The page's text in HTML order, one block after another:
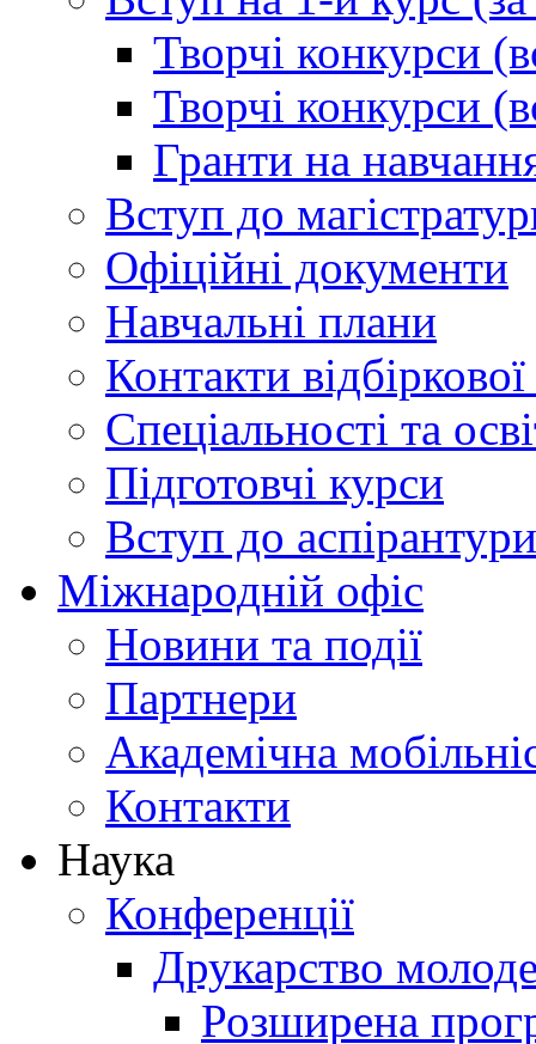
Творчі конкурси
Творчі конкурси
Гранти на
Вступ до
Офіційні документи
Навчальні плани
Контакти
Спеціальності та
Підготовчі курси
Вступ до аспірантури
Міжнародній офіс
Новини та події
Партнери
Академічна
Контакти
Наука
Конференції
Друкарство
Розширена